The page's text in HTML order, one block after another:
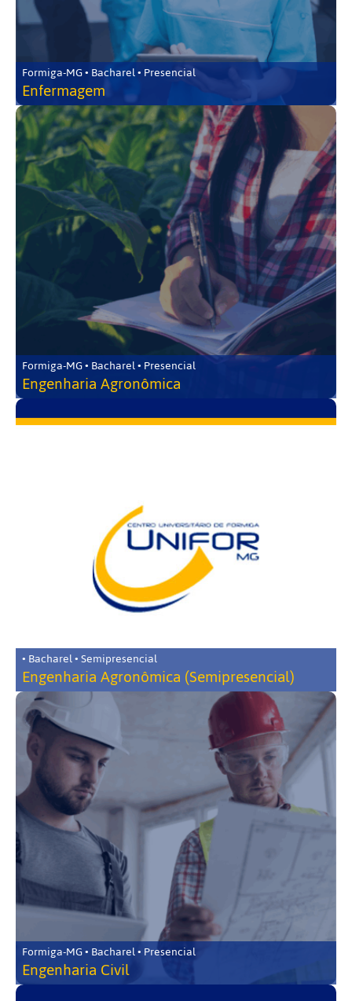
Formiga-MG • Bacharel • Presencial
Enfermagem
Formiga-MG • Bacharel • Presencial
Engenharia Agronômica
• Bacharel • Semipresencial
Engenharia Agronômica (Semipresencial)
Formiga-MG • Bacharel • Presencial
Engenharia Civil